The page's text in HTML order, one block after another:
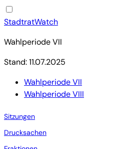
StadtratWatch
Wahlperiode VII
Stand: 11.07.2025
Wahlperiode VII
Wahlperiode VIII
Sitzungen
Drucksachen